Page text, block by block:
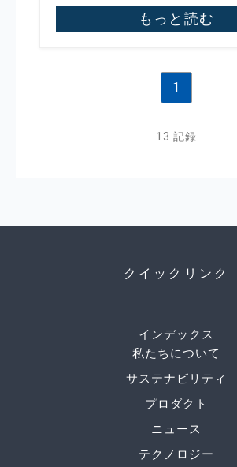
もっと読む
1
13 記録
クイックリンク
インデックス
私たちについて
サステナビリティ
プロダクト
ニュース
テクノロジー